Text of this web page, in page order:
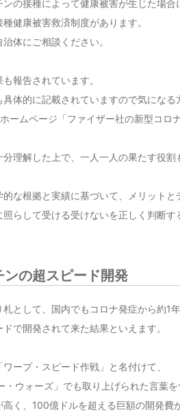
の接種によって健康被害が生じた場合
健康被害救済制度があります。
体にご相談ください。
報告されています。
体的に記載されていますので気になる
ームページ「ファイザー社の新型コロ
理解した上で、一人一人の果たす役割
な根拠と実績に基づいて、メリットと
照らして受ける受けないを正しく判断す
ンの超スピード開発
として、国内でもコロナ発症から約1
で開発されて来た結果といえます。
ープ・スピード作戦」と名付けて、
・ウォーズ」でも取り上げられた言葉
く、100億ドルを超える巨額の開発費